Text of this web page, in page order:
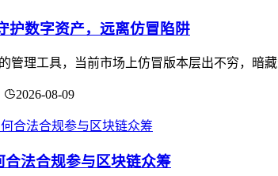
护数字资产，远离仿冒陷阱
管理工具，当前市场上仿冒版本层出不穷，暗
2026-08-09
法合规参与区块链众筹